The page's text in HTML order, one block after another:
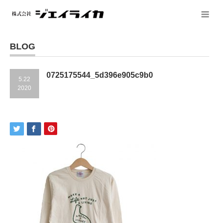
BLOG
5.22
2020
0725175544_5d396e905c9b0